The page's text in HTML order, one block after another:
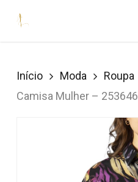
Início Moda Roupa
Camisa Mulher – 253646